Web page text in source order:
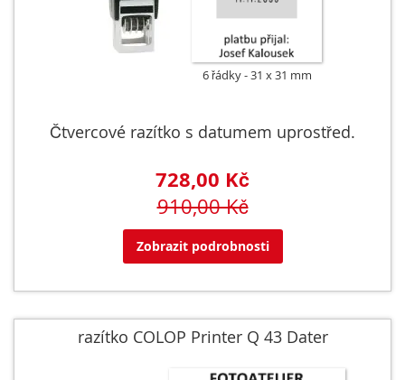
6 řádky 31 x 31 mm
Čtvercové razítko s datumem uprostřed.
728,00 Kč
910,00 Kč
Zobrazit podrobnosti
razítko COLOP Printer Q 43 Dater